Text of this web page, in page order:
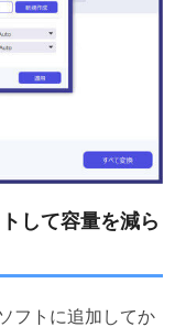
して容量を減ら
フトに追加してか